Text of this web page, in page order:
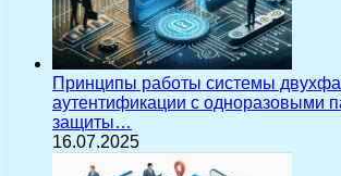
Принципы работы системы
аутентификации с одноразовыми
защиты…
16.07.2025